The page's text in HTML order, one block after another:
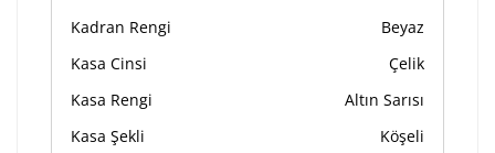
Kadran Rengi
Beyaz
Kasa Cinsi
Çelik
Kasa Rengi
Altın Sarısı
Kasa Şekli
Köşeli